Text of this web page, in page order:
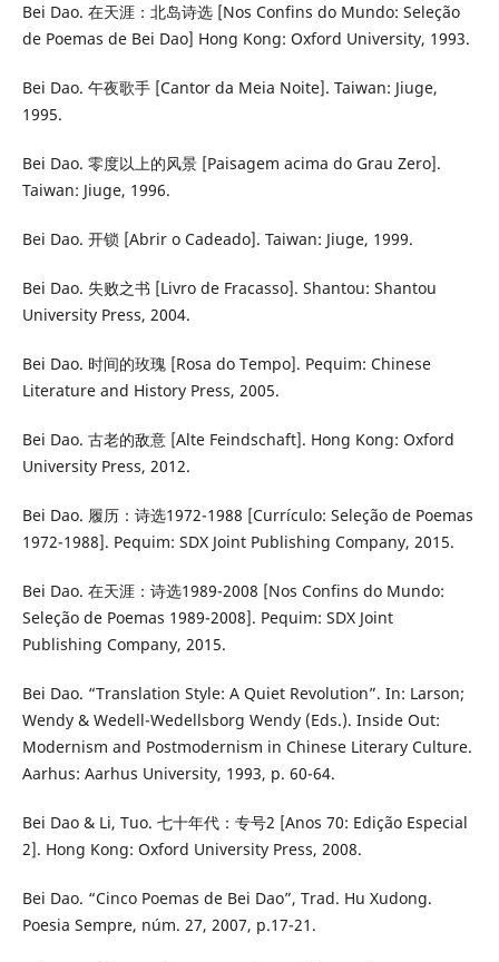
Bei Dao. 在天涯：北岛诗选 [Nos Confins do Mundo: Seleção
de Poemas de Bei Dao] Hong Kong: Oxford University, 1993.
Bei Dao. 午夜歌手 [Cantor da Meia Noite]. Taiwan: Jiuge,
1995.
Bei Dao. 零度以上的风景 [Paisagem acima do Grau Zero].
Taiwan: Jiuge, 1996.
Bei Dao. 开锁 [Abrir o Cadeado]. Taiwan: Jiuge, 1999.
Bei Dao. 失败之书 [Livro de Fracasso]. Shantou: Shantou
University Press, 2004.
Bei Dao. 时间的玫瑰 [Rosa do Tempo]. Pequim: Chinese
Literature and History Press, 2005.
Bei Dao. 古老的敌意 [Alte Feindschaft]. Hong Kong: Oxford
University Press, 2012.
Bei Dao. 履历：诗选1972-1988 [Currículo: Seleção de Poemas
1972-1988]. Pequim: SDX Joint Publishing Company, 2015.
Bei Dao. 在天涯：诗选1989-2008 [Nos Confins do Mundo:
Seleção de Poemas 1989-2008]. Pequim: SDX Joint
Publishing Company, 2015.
Bei Dao. “Translation Style: A Quiet Revolution”. In: Larson;
Wendy & Wedell-Wedellsborg Wendy (Eds.). Inside Out:
Modernism and Postmodernism in Chinese Literary Culture.
Aarhus: Aarhus University, 1993, p. 60-64.
Bei Dao & Li, Tuo. 七十年代：专号2 [Anos 70: Edição Especial
2]. Hong Kong: Oxford University Press, 2008.
Bei Dao. “Cinco Poemas de Bei Dao”, Trad. Hu Xudong.
Poesia Sempre, núm. 27, 2007, p.17-21.